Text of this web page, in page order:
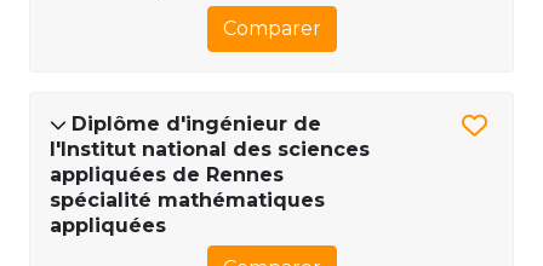
Comparer
Diplôme d'ingénieur de
l'Institut national des sciences
appliquées de Rennes
spécialité mathématiques
appliquées